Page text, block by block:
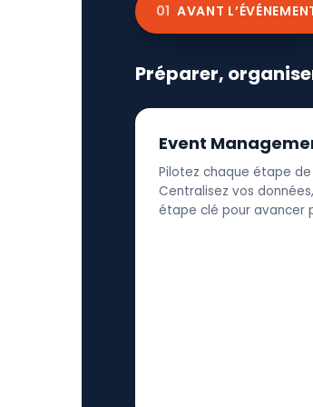
01 AVANT
Préparer,
Event
Pilotez chaque étape
Centralisez vos
étape clé pour avancer